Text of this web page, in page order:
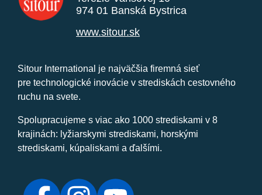
974 01 Banská Bystrica
www.sitour.sk
Sitour International je najväčšia firemná sieť
pre technologické inovácie v strediskách cestovného
ruchu na svete.
Spolupracujeme s viac ako 1000 strediskami v 8
krajinách: lyžiarskymi strediskami, horskými
strediskami, kúpaliskami a ďalšími.